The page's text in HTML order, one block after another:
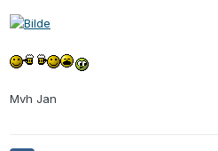
Mvh Jan